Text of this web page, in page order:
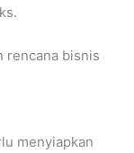
rencana bisnis
menyiapkan